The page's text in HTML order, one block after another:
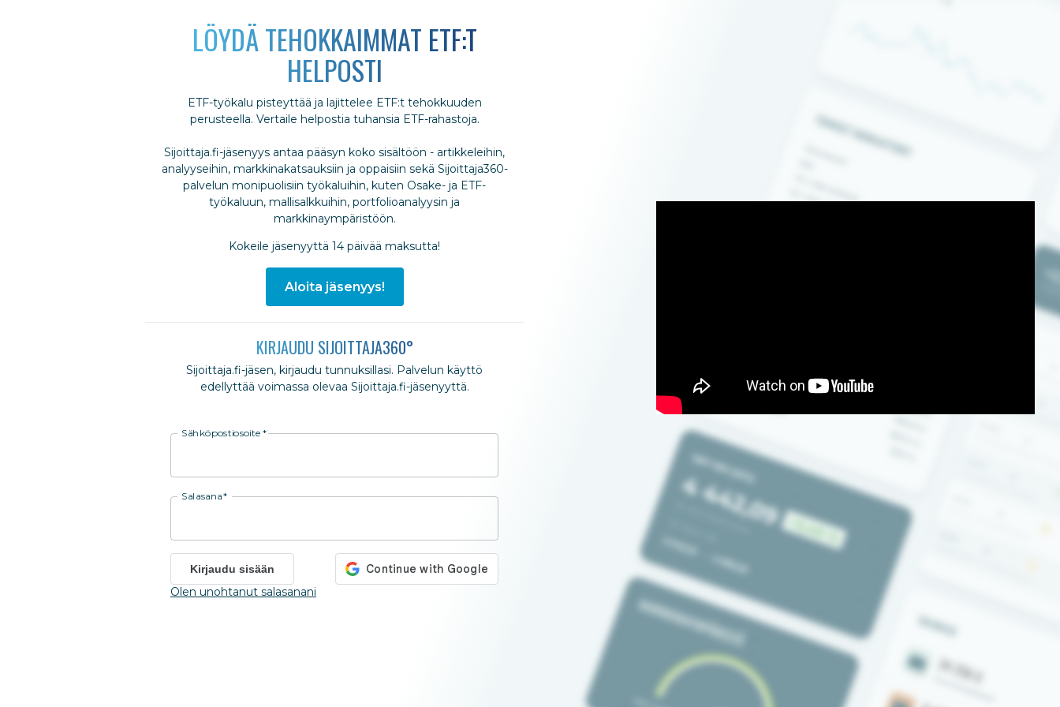
LÖYDÄ TEHOKKAIMMAT ETF:T
HELPOSTI
ETF-työkalu pisteyttää ja lajittelee ETF:t tehokkuuden
perusteella. Vertaile helpostia tuhansia ETF-rahastoja.
Sijoittaja.fi-jäsenyys antaa pääsyn koko sisältöön - artikkeleihin,
analyyseihin, markkinakatsauksiin ja oppaisiin sekä Sijoittaja360-
palvelun monipuolisiin työkaluihin, kuten Osake- ja ETF-
työkaluun, mallisalkkuihin, portfolioanalyysin ja
markkinaympäristöön.
Kokeile jäsenyyttä 14 päivää maksutta!
Aloita jäsenyys!
KIRJAUDU SIJOITTAJA360°
Sijoittaja.fi-jäsen, kirjaudu tunnuksillasi. Palvelun käyttö
edellyttää voimassa olevaa Sijoittaja.fi-jäsenyyttä.
Sähköpostiosoite *
Salasana*
Kirjaudu sisään
Olen unohtanut salasanani